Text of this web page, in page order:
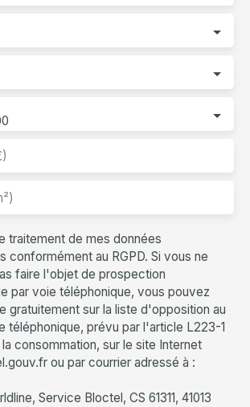
traitement de mes données
conformément au RGPD. Si vous ne
faire l'objet de prospection
par voie téléphonique, vous pouvez
gratuitement sur la liste d'opposition au
téléphonique, prévu par l'article L223-1
consommation, sur le site Internet
ou par courrier adressé à :
Service Bloctel, CS 61311, 41013